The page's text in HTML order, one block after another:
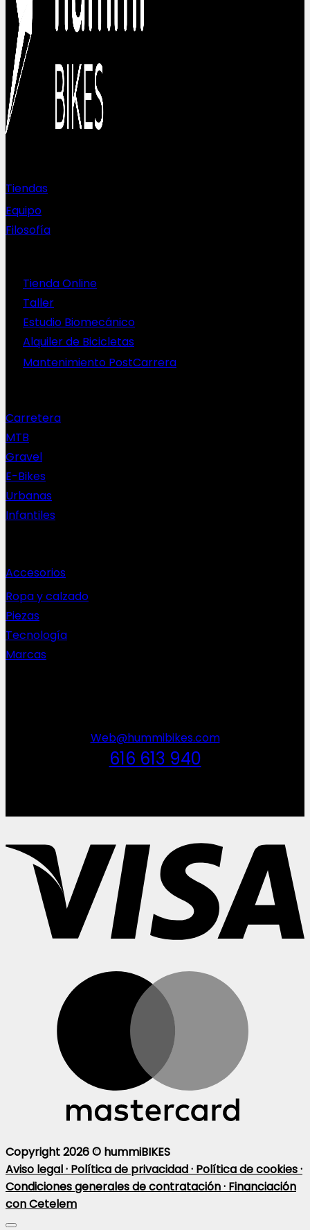
Tiendas
Equipo
Filosofía
Tienda Online
Taller
Estudio Biomecánico
Alquiler de Bicicletas
Mantenimiento PostCarrera
Carretera
MTB
Gravel
E-Bikes
Urbanas
Infantiles
Accesorios
Ropa y calzado
Piezas
Tecnología
Marcas
Web@hummibikes.com
616 613 940
Copyright 2026 © hummiBIKES
Aviso legal · Política de privacidad · Política de cookies ·
Condiciones generales de contratación · Financiación
con Cetelem